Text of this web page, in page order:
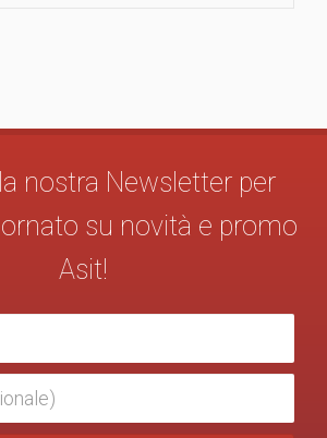
nostra Newsletter per
su novità e promo
Asit!